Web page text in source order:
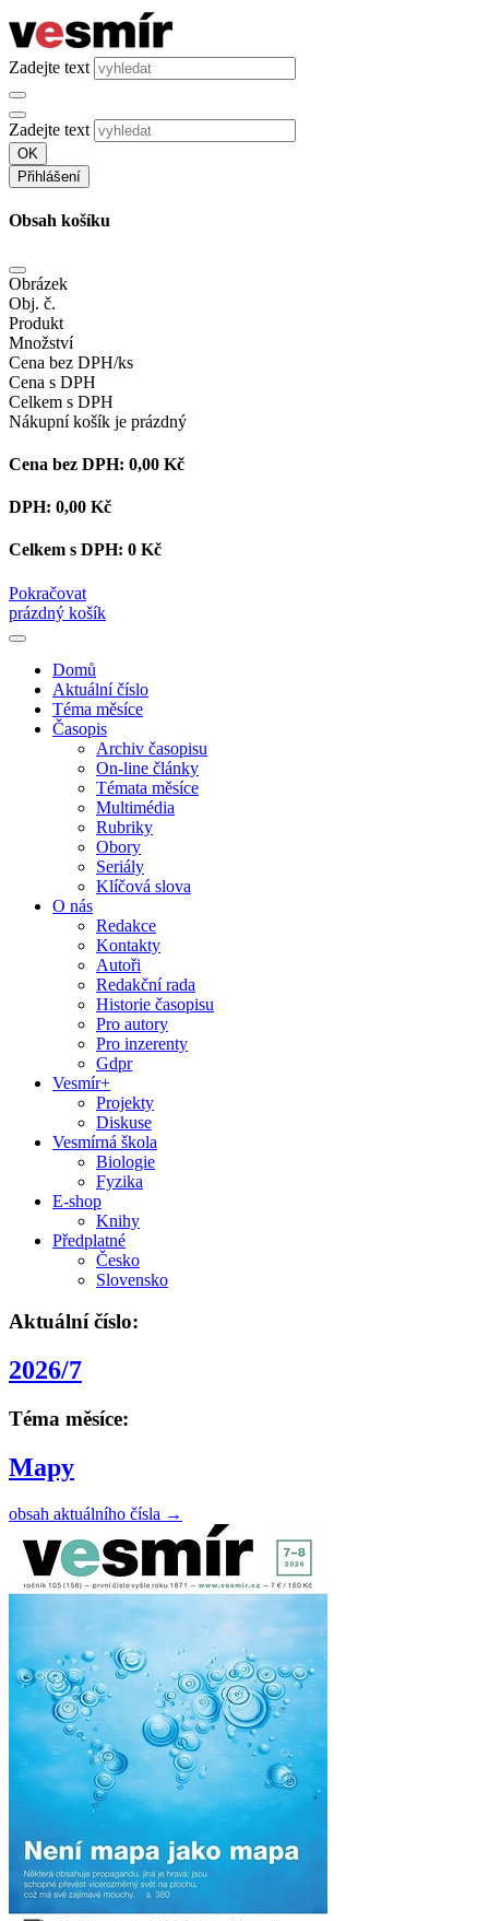
Zadejte text
Zadejte text
OK
Přihlášení
Obsah košíku
Obrázek
Obj. č.
Produkt
Množství
Cena bez DPH/ks
Cena s DPH
Celkem s DPH
Nákupní košík je prázdný
Cena bez DPH: 0,00 Kč
DPH: 0,00 Kč
Celkem s DPH: 0 Kč
Pokračovat
prázdný košík
Domů
Aktuální číslo
Téma měsíce
Časopis
Archiv časopisu
On-line články
Témata měsíce
Multimédia
Rubriky
Obory
Seriály
Klíčová slova
O nás
Redakce
Kontakty
Autoři
Redakční rada
Historie časopisu
Pro autory
Pro inzerenty
Gdpr
Vesmír+
Projekty
Diskuse
Vesmírná škola
Biologie
Fyzika
E-shop
Knihy
Předplatné
Česko
Slovensko
Aktuální číslo:
2026/7
Téma měsíce:
Mapy
obsah aktuálního čísla →